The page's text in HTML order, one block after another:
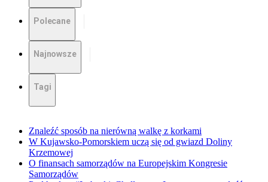
Polecane
Najnowsze
Tagi
Znaleźć sposób na nierówną walkę z korkami
W Kujawsko-Pomorskiem uczą się od gwiazd Doliny
Krzemowej
O finansach samorządów na Europejskim Kongresie
Samorządów